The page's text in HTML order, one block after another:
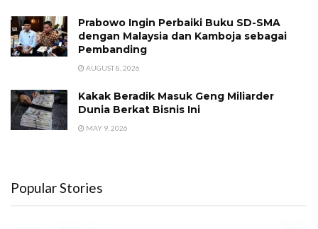
Prabowo Ingin Perbaiki Buku SD-SMA
dengan Malaysia dan Kamboja sebagai
Pembanding
AUGUST 8, 2026
Kakak Beradik Masuk Geng Miliarder
Dunia Berkat Bisnis Ini
MAY 9, 2026
Popular Stories